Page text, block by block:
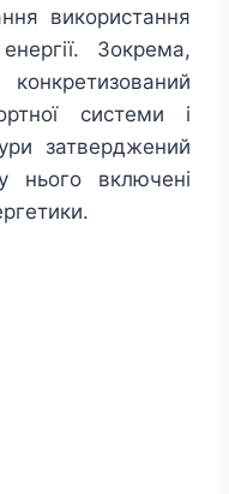
використання
Зокрема,
системи і
затверджений
нього включені